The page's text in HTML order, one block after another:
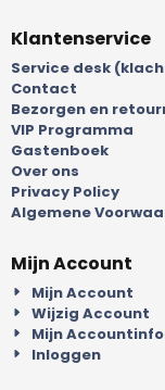
Klantenservice
Service desk
Contact
Bezorgen en
VIP Programma
Gastenboek
Over ons
Privacy Policy
Algemene
Mijn Account
Mijn Account
Wijzig Account
Mijn
Inloggen